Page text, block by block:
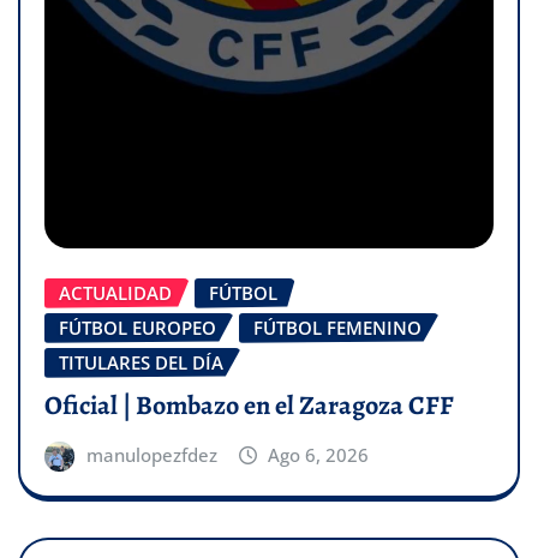
ACTUALIDAD
FÚTBOL
FÚTBOL EUROPEO
FÚTBOL FEMENINO
TITULARES DEL DÍA
Oficial | Bombazo en el Zaragoza CFF
manulopezfdez Ago 6, 2026